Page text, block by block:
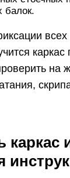
балок.
всех
каркас
на